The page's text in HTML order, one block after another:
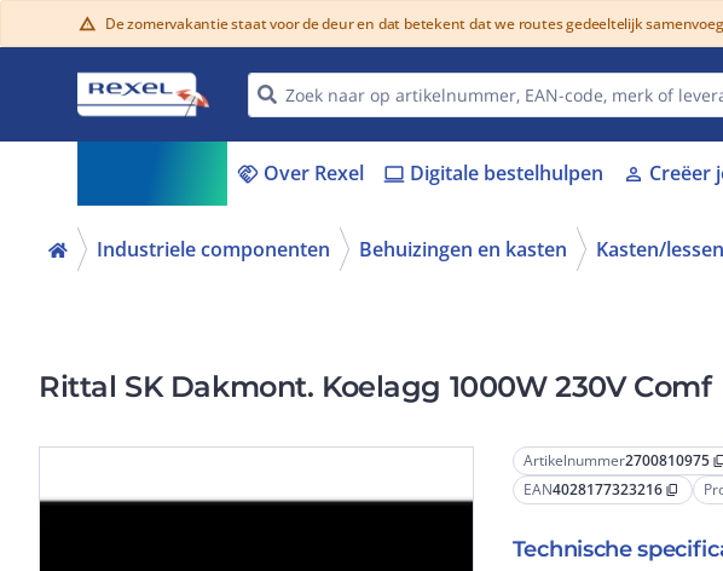
warning De zomervakantie staat voor de deur en dat betekent dat we routes gedeeltelijk
handshake Over Rexel laptop Digitale bestelhulpen person Creëer
Industriele componenten Behuizingen en kasten Kasten/
Rittal SK Dakmont. Koelagg 1000W 230V Comf
Artikelnummer2700810975 content_copy
EAN4028177323216 content_copy
Technische